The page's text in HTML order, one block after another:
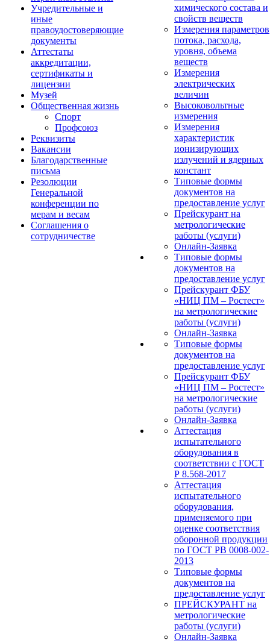
Учредительные и
иные
правоудостоверяющие
документы
Аттестаты
аккредитации,
сертификаты и
лицензии
Музей
Общественная жизнь
Спорт
Профсоюз
Реквизиты
Вакансии
Благодарственные
письма
Резолюции
Генеральной
конференции по
мерам и весам
Соглашения о
сотрудничестве
химического состава и
свойств веществ
Измерения параметров
потока, расхода,
уровня, объема
веществ
Измерения
электрических
величин
Высоковольтные
измерения
Измерения
характеристик
ионизирующих
излучений и ядерных
констант
Типовые формы
документов на
предоставление услуг
Прейскурант на
метрологические
работы (услуги)
Онлайн-Заявка
Типовые формы
документов на
предоставление услуг
Прейскурант ФБУ
«НИЦ ПМ – Ростест»
на метрологические
работы (услуги)
Онлайн-Заявка
Типовые формы
документов на
предоставление услуг
Прейскурант ФБУ
«НИЦ ПМ – Ростест»
на метрологические
работы (услуги)
Онлайн-Заявка
Аттестация
испытательного
оборудования в
соответствии с ГОСТ
Р 8.568-2017
Аттестация
испытательного
оборудования,
применяемого при
оценке соответствия
оборонной продукции
по ГОСТ РВ 0008-002-
2013
Типовые формы
документов на
предоставление услуг
ПРЕЙСКУРАНТ на
метрологические
работы (услуги)
Онлайн-Заявка